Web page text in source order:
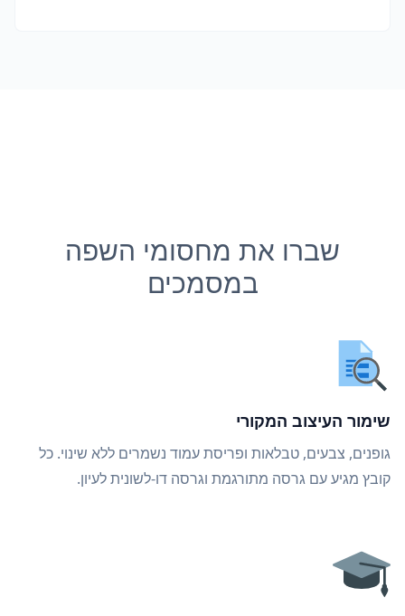
שברו את מחסומי השפה
במסמכים
שימור העיצוב המקורי
גופנים, צבעים, טבלאות ופריסת עמוד נשמרים ללא שינוי. כל
קובץ מגיע עם גרסה מתורגמת וגרסה דו-לשונית לעיון.